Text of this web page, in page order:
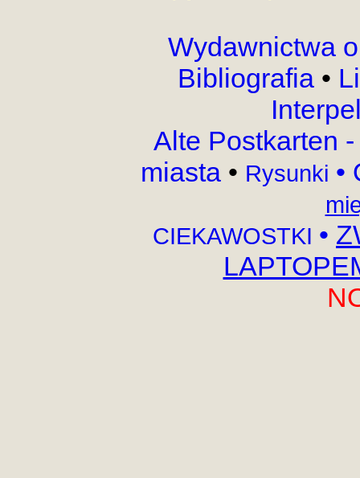
Wydawnictwa
Bibliografia•
Alte Postkarten
miasta• Rysunki •
CIEKAWOSTKI •